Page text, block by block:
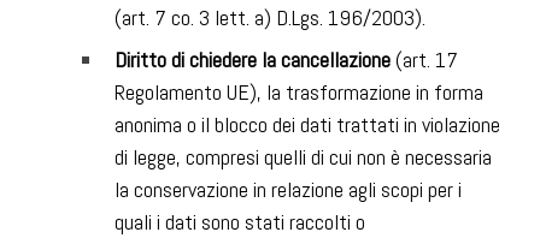
(art. 7 co. 3 lett. a) D.Lgs. 196/2003).
Diritto di chiedere la cancellazione(art. 17
Regolamento UE), la trasformazione in forma
anonima o il blocco dei dati trattati in violazione
di legge, compresi quelli di cui non è necessaria
la conservazione in relazione agli scopi per i
quali i dati sono stati raccolti o